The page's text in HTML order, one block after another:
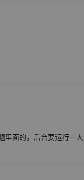
里面的，后台要运行一